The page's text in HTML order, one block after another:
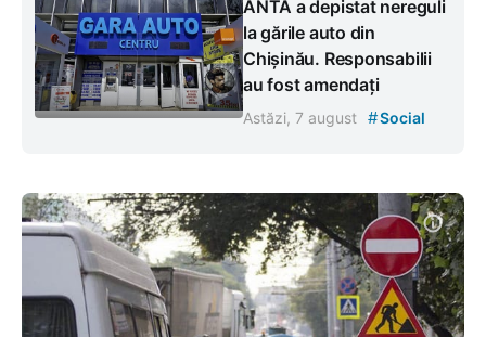
ANTA a depistat nereguli
la gările auto din
Chișinău. Responsabilii
au fost amendați
Astăzi, 7 august #Social